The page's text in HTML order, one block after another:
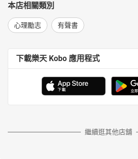
本店相關類別
心理勵志 有聲書
下載樂天 Kobo 應用程式
繼續逛其他店舖